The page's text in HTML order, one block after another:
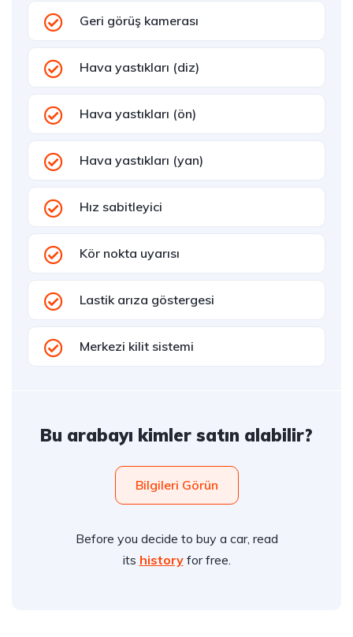
Geri görüş kamerası
Hava yastıkları (diz)
Hava yastıkları (ön)
Hava yastıkları (yan)
Hız sabitleyici
Kör nokta uyarısı
Lastik arıza göstergesi
Merkezi kilit sistemi
Bu arabayı kimler satın alabilir?
Bilgileri Görün
Before you decide to buy a car, read
its historyfor free.